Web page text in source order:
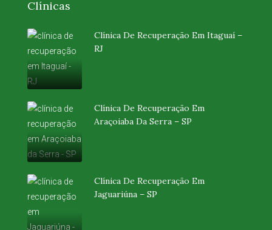
Clínicas
Clínica De Recuperação Em Itaguaí –
RJ
Clínica De Recuperação Em
Araçoiaba Da Serra – SP
Clínica De Recuperação Em
Jaguariúna – SP